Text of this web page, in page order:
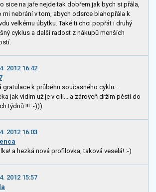
sice na jaře nejde tak dobřem jak bych si přála,
mi nebrání v tom, abych odsrce blahopřála k
velkému úbytku. Také ti chci popřát i druhý
cyklus a další radost z nákupů menších
2012 16:42
gratulace k průběhu současného cyklu ...
jak vidím už je v cíli... a zároveň držím pěsti do
týdnů !!! :-)))
2012 16:03
a hezká nová profilovka, taková veselá! :-)
2012 15:57